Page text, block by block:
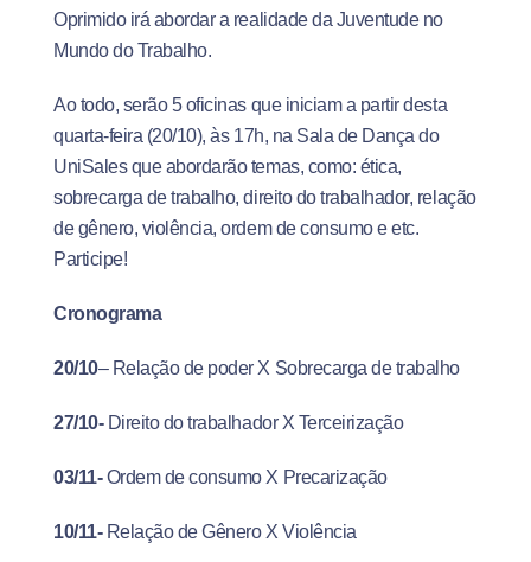
Oprimido irá abordar a realidade da Juventude no
Mundo do Trabalho.
Ao todo, serão 5 oficinas que iniciam a partir desta
quarta-feira (20/10), às 17h, na Sala de Dança do
UniSales que abordarão temas, como: ética,
sobrecarga de trabalho, direito do trabalhador, relação
de gênero, violência, ordem de consumo e etc.
Participe!
Cronograma
20/10– Relação de poder X Sobrecarga de trabalho
27/10-Direito do trabalhador X Terceirização
03/11-Ordem de consumo X Precarização
10/11-Relação de Gênero X Violência